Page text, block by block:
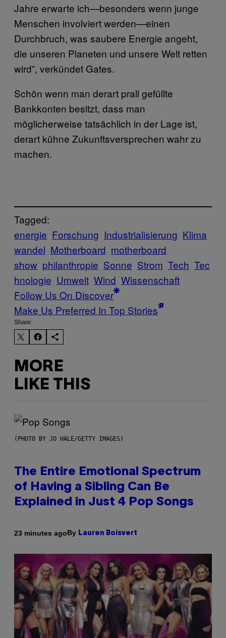
Jahre erwarte ich—besonders wenn junge
Menschen involviert werden—einen
Durchbruch, was saubere Energie angeht,
die unseren Planeten und unsere Welt retten
wird”, verkündet Gates.
Schön wenn man derart prall gefüllte
Bankkonten besitzt, dass man
möglicherweise tatsächlich in der Lage ist,
derart kühne Zukunftsversprechen wahr zu
machen.
Tagged:
energie Forschung Industrialisierung Klima
wandel Motherboard motherboard
show philanthropie Sonne Strom Tech Tec
hnologie Umwelt Wind Wissenschaft
Follow Us On Discover
Make Us Preferred In Top Stories
Share:
MORE
LIKE THIS
(PHOTO BY JO HALE/GETTY IMAGES)
The Entire Emotional Spectrum
of Having a Sibling Can Be
Explained in Just 4 Pop Songs
23 minutes agoBy Lauren Boisvert